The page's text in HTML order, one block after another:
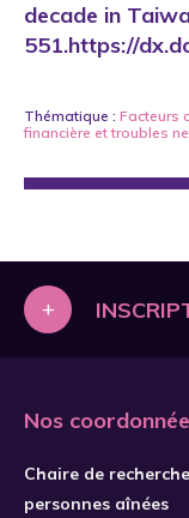
decade in
551.https://
Thématique : Facteurs
financière ettroubles
+
Nos
Chaire de
personnes aînées